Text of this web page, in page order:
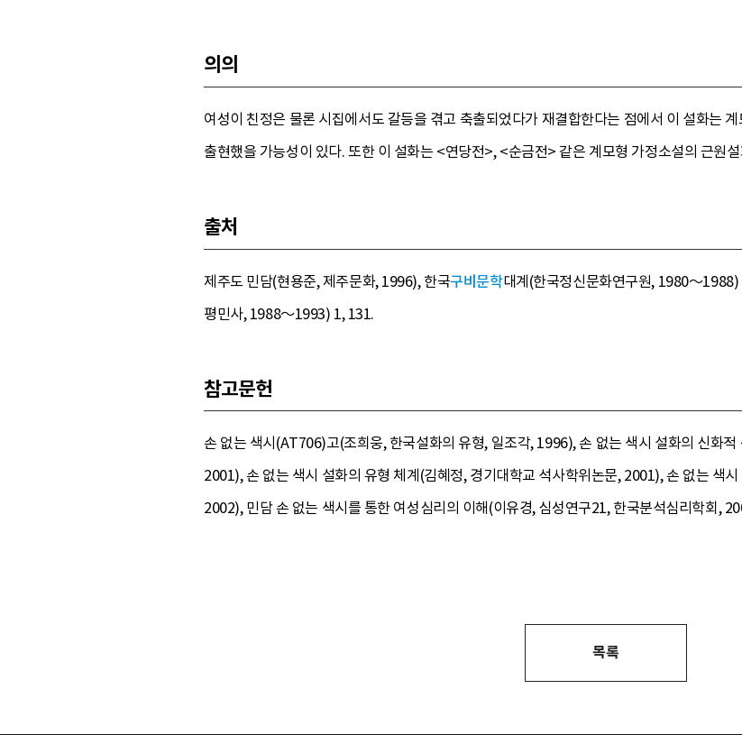
의의
여성이 친정은 물론 시집에서도 갈등을 겪고 축출되었다가 재결합한다는 점에서 이 설화는
출현했을 가능성이 있다. 또한 이 설화는 <연당전>, <순금전> 같은 계모형 가정소설의 근원
출처
제주도 민담(현용준, 제주문화, 1996), 한국구비문학대계(한국정신문화연구원, 1980～
평민사, 1988～1993) 1, 131.
참고문헌
손 없는 색시(AT706)고(조희웅, 한국설화의 유형, 일조각, 1996), 손 없는 색시 설화의 신화
2001), 손 없는 색시 설화의 유형 체계(김혜정, 경기대학교 석사학위논문, 2001), 손 없는 색
2002), 민담 손 없는 색시를 통한 여성심리의 이해(이유경, 심성연구21, 한국분석심리학회,
목록